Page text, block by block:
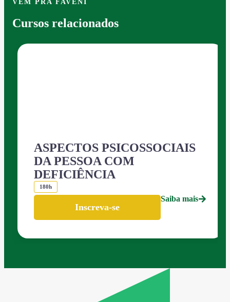
Cursos relacionados
ASPECTOS PSICOSSOCIAIS
DA PESSOA COM
DEFICIÊNCIA
180h
Inscreva-se
Saiba mais